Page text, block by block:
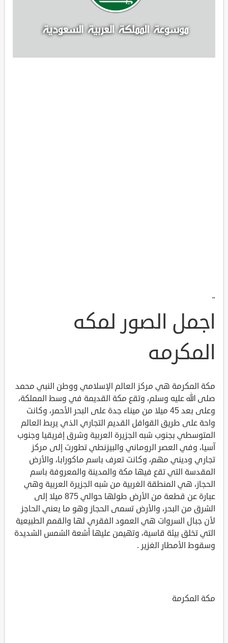
"
اجمل الصور لمكه
المكرمه
مكة المكرمة هي مركز العالم الإسلامي ووطن النبي محمد
صلى الله عليه وسلم، وتقع مكة القديمة في وسط المملكة،
وعلى بعد 45 ميلا من ميناء جدة على البحر الأحمر، وكانت
واحة على طريق القوافل القديم التجاري الذي يربط العالم
المتوسطي بجنوب شبه الجزيرة العربية وشرق إفريقيا وجنوب
آسيا، وفي العصر الروماني والبيزنطي تطورت إلى مركز
تجاري وديني مهم، وكانت تعرف باسم ماكورابا، والأرض
المقدسة التي تقع فيها مكة والمدينة والمعروفة باسم
الحجاز، هي المنطقة الغربية من شبه الجزيرة العربية وهي
عبارة عن قطعة من الأرض طولها حوالي 875 ميلا إلى
الشرق من البحر، والأرض تسمى الحجاز وهو ما يعني الحاجز
لأن جبال السروات هي العمود الفقري لها والقمم الطبيعية
التي تخلق بيئة قاسية، وتهيمن عليها أشعة الشمس الشديدة
وسقوط الأمطار الغزير .
مكة المكرمة